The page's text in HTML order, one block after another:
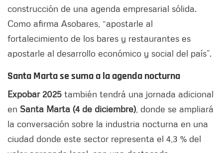
construcción de una agenda empresarial sólida.
Como afirma Asobares, “apostarle al
fortalecimiento de los bares y restaurantes es
apostarle al desarrollo económico y social del país”.
Santa Marta se suma a la agenda nocturna
Expobar 2025 también tendrá una jornada adicional
en Santa Marta (4 de diciembre) , donde se ampliará
la conversación sobre la industria nocturna en una
ciudad donde este sector representa el 4,3 % del